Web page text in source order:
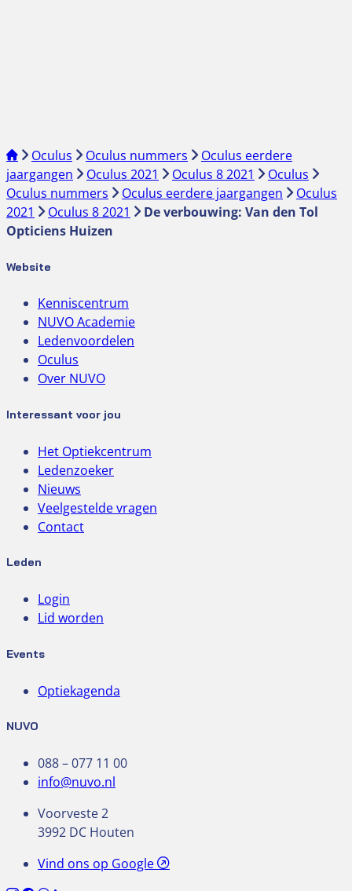
Oculus Oculus nummers
Oculus eerdere
jaargangen
Oculus 2021 Oculus 8 2021
Oculus
Oculus nummers
Oculus eerdere jaargangen
Oculus
2021
Oculus 8 2021
De verbouwing: Van den Tol
Opticiens Huizen
Website
Kenniscentrum
NUVO Academie
Ledenvoordelen
Oculus
Over NUVO
Interessant voor jou
Het Optiekcentrum
Ledenzoeker
Nieuws
Veelgestelde vragen
Contact
Leden
Login
Lid worden
Events
Optiekagenda
NUVO
088 – 077 11 00
info@nuvo.nl
Voorveste 2
3992 DC Houten
Vind ons op Google